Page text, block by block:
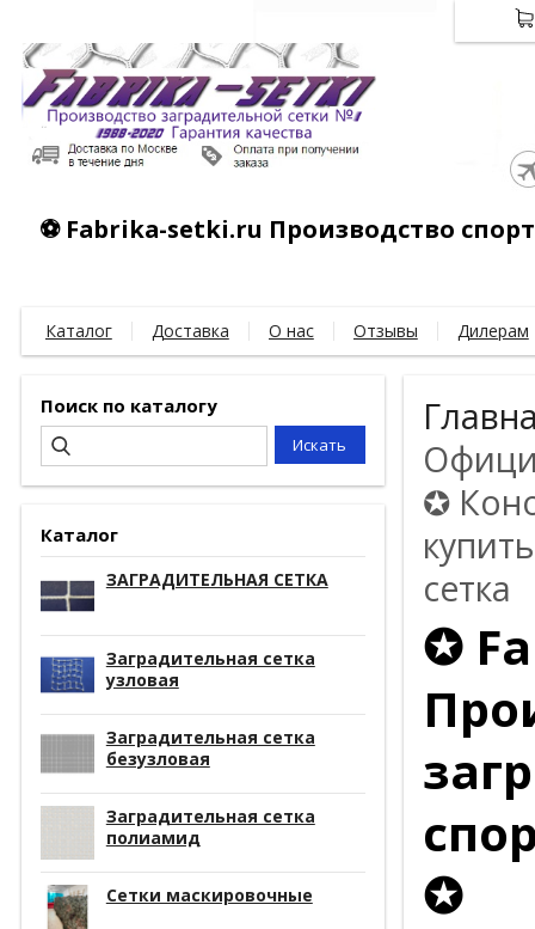
⚽ Fabrika-setki.ru Производство
Каталог Доставка О нас Отзывы Дилерам
Поиск по каталогу
Каталог
ЗАГРАДИТЕЛЬНАЯ СЕТКА
Заградительная сетка
узловая
Заградительная сетка
безузловая
Заградительная сетка
полиамид
Сетки маскировочные
✪
сетка
✪
✪